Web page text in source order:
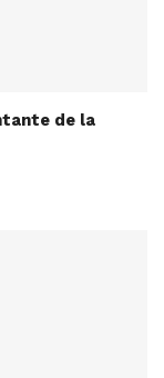
de la